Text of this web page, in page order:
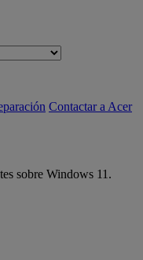
Contactar a Acer
sobre Windows 11.